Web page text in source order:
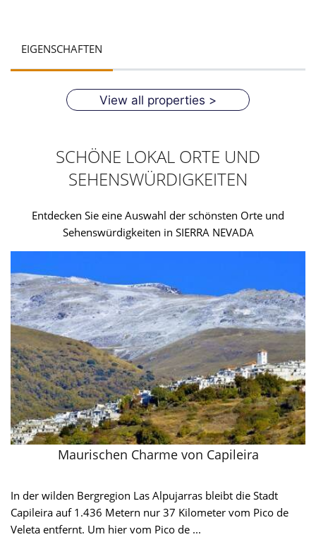
EIGENSCHAFTEN
View all properties >
SCHÖNE LOKAL ORTE UND
SEHENSWÜRDIGKEITEN
Entdecken Sie eine Auswahl der schönsten Orte und
Sehenswürdigkeiten in SIERRA NEVADA
Maurischen Charme von Capileira
In der wilden Bergregion Las Alpujarras bleibt die Stadt
Capileira auf 1.436 Metern nur 37 Kilometer vom Pico de
Veleta entfernt. Um hier vom Pico de ...